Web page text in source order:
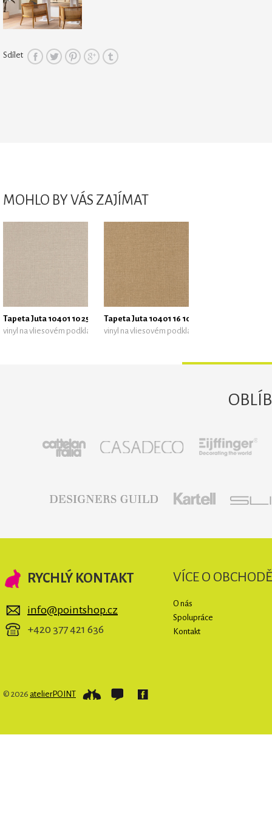
Sdílet
MOHLO BY VÁS ZAJÍMAT
Tapeta Juta 10401 10 25 z kolekce Reliefs, Caselio
vinyl na vliesovém podkladu
Tapeta Juta 10401 16 10 z kolekce Reliefs,
vinyl na vliesovém podkladu
RYCHLÝ KONTAKT
info@pointshop.cz
+420 377 421 636
VÍCE O OBCHODĚ
O nás
Spolupráce
Kontakt
© 2026 atelierPOINT